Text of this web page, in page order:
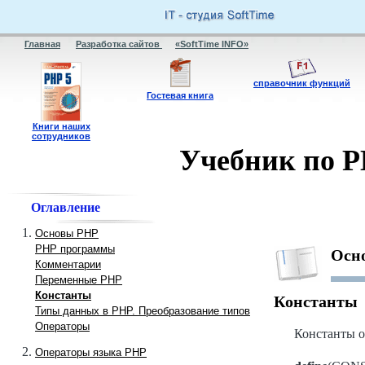
Главная Разработка сайтов «SoftTime INFO»
Книги наших
сотрудников
Гостевая книга
справочник функций
Учебник по
Оглавление
Основы PHP
PHP программы
Комментарии
Переменные PHP
Константы
Типы данных в РНР. Преобразование типов
Операторы
Операторы языка PHP
Константы
Константы